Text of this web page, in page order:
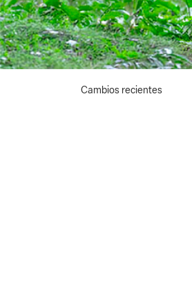
Cambios recientes